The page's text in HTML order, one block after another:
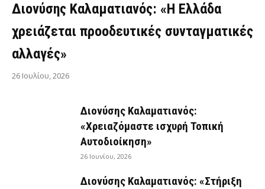
Διονύσης Καλαματιανός: «Η Ελλάδα
χρειάζεται προοδευτικές συνταγματικές
αλλαγές»
26 Ιουλίου, 2026
Διονύσης Καλαματιανός:
«Χρειαζόμαστε ισχυρή Τοπική
Αυτοδιοίκηση»
26 Ιουνίου, 2026
Διονύσης Καλαματιανός: «Στήριξη